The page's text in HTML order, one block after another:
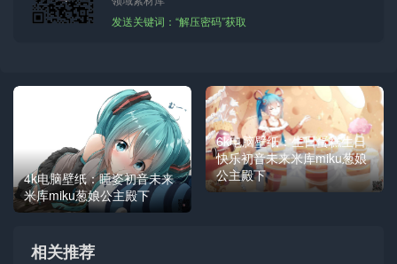
发送关键词：“解压密码”获取
4k电脑壁纸：睡姿初音未来
米库miku葱娘公主殿下
6k电脑壁纸：生日蛋糕生日
快乐初音未来米库miku葱娘
公主殿下
相关推荐